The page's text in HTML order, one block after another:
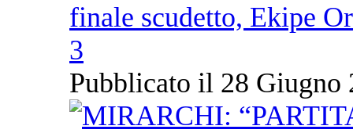
finale scudetto, Ekipe
3
Pubblicato il 28 Giugno